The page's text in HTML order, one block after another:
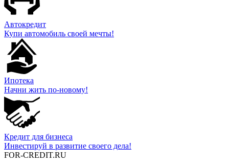
Автокредит
Купи автомобиль своей мечты!
Ипотека
Начни жить по-новому!
Кредит для бизнеса
Инвестируй в развитие своего дела!
FOR-CREDIT.RU